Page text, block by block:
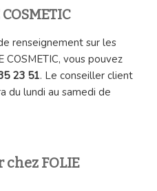
renseignement sur les
vous pouvez
23 51. Le conseiller client
du lundi au samedi de
FOLIE